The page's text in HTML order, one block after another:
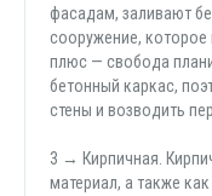
фасадам, заливают
сооружение,
плюс — свобода
бетонный каркас,
стены и возводить
3 → Кирпичная.
материал, а также